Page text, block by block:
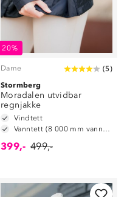
20%
Dame (5)
Stormberg
Moradalen utvidbar
regnjakke
Vindtett
Vanntett (8 000 mm vannsøyle)
399,- 499,-